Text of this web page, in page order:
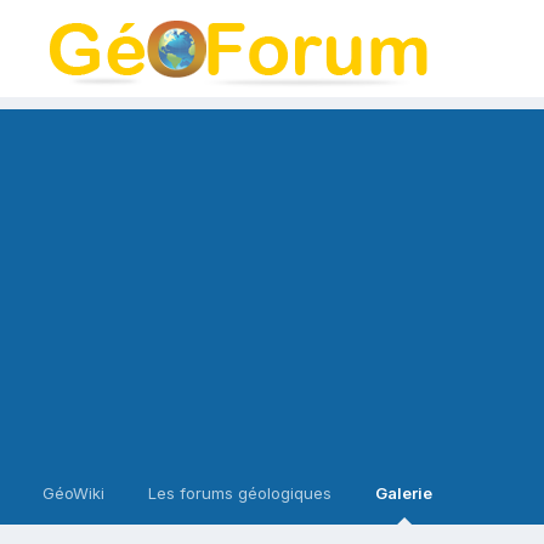
GéoWiki Les forums géologiques Galerie